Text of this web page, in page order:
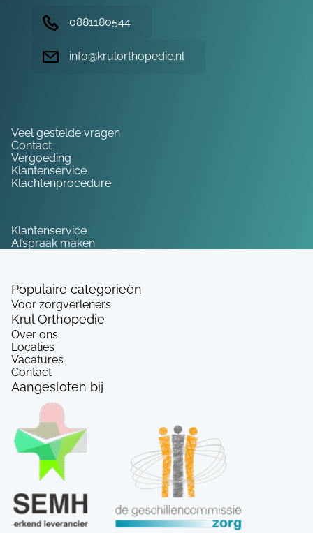
0881180544
info@krulorthopedie.nl
Veel gestelde vragen
Contact
Vergoeding
Klantenservice
Klachtenprocedure
Klantenservice
Afspraak maken
Populaire categorieën
Voor zorgverleners
Krul Orthopedie
Over ons
Locaties
Vacatures
Contact
Aangesloten bij